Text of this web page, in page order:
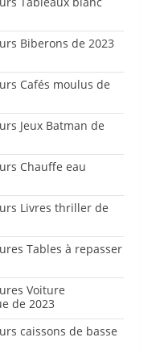
Biberons de 2023
Cafés moulus de
Jeux Batman de
Chauffe eau
Livres thriller de
Tables à repasser
Voiture
de 2023
caissons de basse